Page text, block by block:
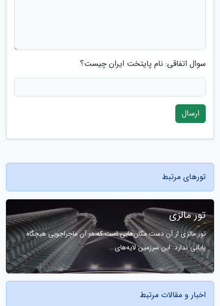
سوال اتفاقی: نام پایتخت ایران چیست؟
ارسال
تورهای مرتبط
تور مالزی
تور مالزی از آن دست مکان‌هایی است که در آن ماجراجویی هیچگاه
پایانی ندارد. این سرزمین لایه‌های...
اخبار و مقالات مرتبط